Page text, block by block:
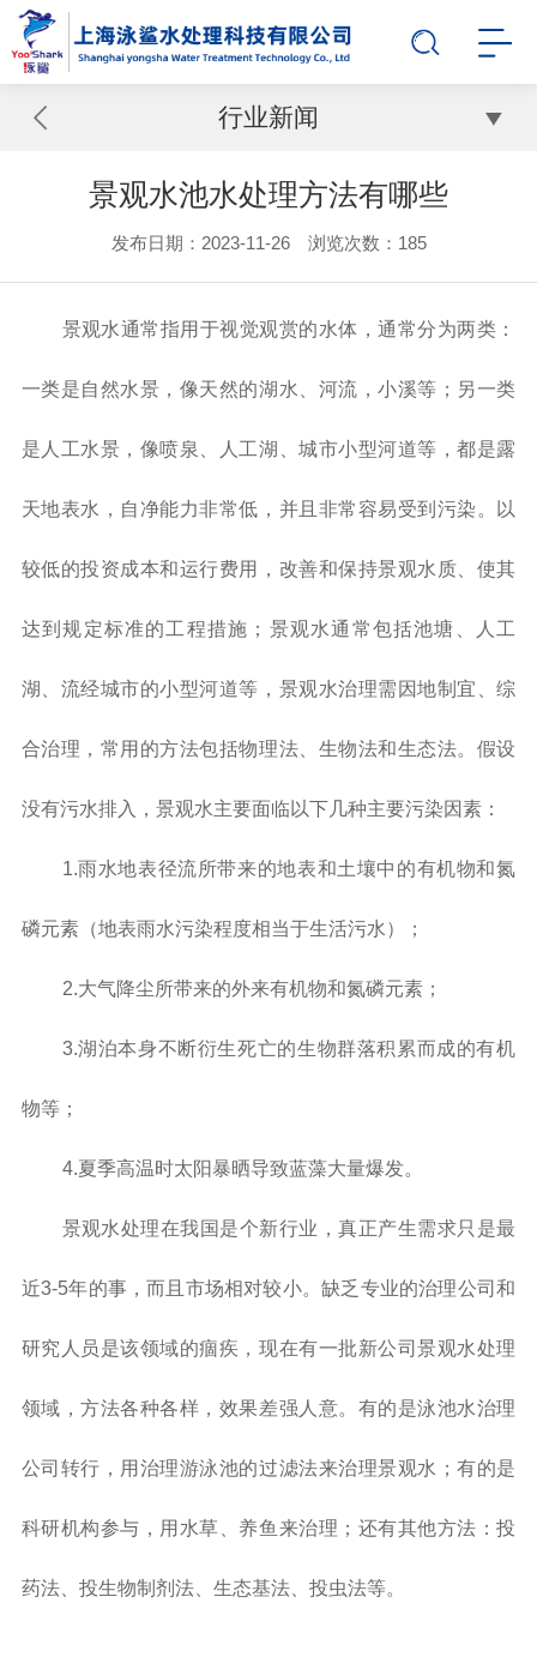
行业新闻
景观水池水处理方法有哪些
发布日期：2023-11-26 浏览次数： 185
景观水通常指用于视觉观赏的水体，通常分为两类：
一类是自然水景，像天然的湖水、河流，小溪等；另一类
是人工水景，像喷泉、人工湖、城市小型河道等，都是露
天地表水，自净能力非常低，并且非常容易受到污染。以
较低的投资成本和运行费用，改善和保持景观水质、使其
达到规定标准的工程措施；景观水通常包括池塘、人工
湖、流经城市的小型河道等，景观水治理需因地制宜、综
合治理，常用的方法包括物理法、生物法和生态法。假设
没有污水排入，景观水主要面临以下几种主要污染因素：
1.雨水地表径流所带来的地表和土壤中的有机物和氮
磷元素（地表雨水污染程度相当于生活污水）；
2.大气降尘所带来的外来有机物和氮磷元素；
3.湖泊本身不断衍生死亡的生物群落积累而成的有机
物等；
4.夏季高温时太阳暴晒导致蓝藻大量爆发。
景观水处理在我国是个新行业，真正产生需求只是最
近3-5年的事，而且市场相对较小。缺乏专业的治理公司和
研究人员是该领域的痼疾，现在有一批新公司景观水处理
领域，方法各种各样，效果差强人意。有的是泳池水治理
公司转行，用治理游泳池的过滤法来治理景观水；有的是
科研机构参与，用水草、养鱼来治理；还有其他方法：投
药法、投生物制剂法、生态基法、投虫法等。